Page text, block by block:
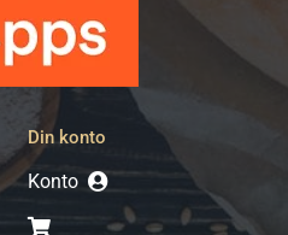
Din konto
Konto